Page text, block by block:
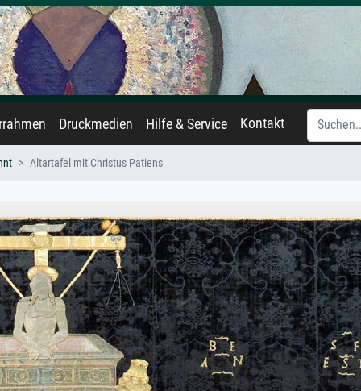
Druckmedien Hilfe & Service Kontakt
Altartafel mit Christus Patiens